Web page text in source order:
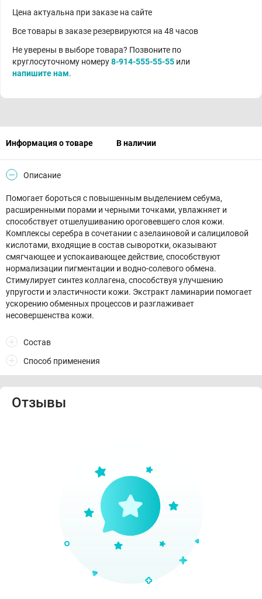
Цена актуальна при заказе на сайте
Все товары в заказе резервируются на 48 часов
Не уверены в выборе товара? Позвоните по
круглосуточному номеру8-914-555-55-55 или
напишите нам.
Информация о товаре В наличии
Описание
Помогает бороться с повышенным выделением себума,
расширенными порами и черными точками, увлажняет и
способствует отшелушиванию ороговевшего слоя кожи.
Комплексы серебра в сочетании с азелаиновой и салициловой
кислотами, входящие в состав сыворотки, оказывают
смягчающее и успокаивающее действие, способствуют
нормализации пигментации и водно-солевого обмена.
Стимулирует синтез коллагена, способствуя улучшению
упругости и эластичности кожи. Экстракт ламинарии помогает
ускорению обменных процессов и разглаживает
несовершенства кожи.
Состав
Способ применения
Отзывы